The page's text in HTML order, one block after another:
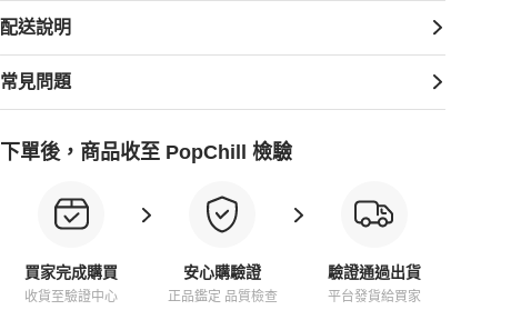
配送說明
常見問題
下單後，商品收至 PopChill 檢驗
買家完成購買
收貨至驗證中心
安心購驗證
正品鑑定 品質檢查
驗證通過出貨
平台發貨給買家